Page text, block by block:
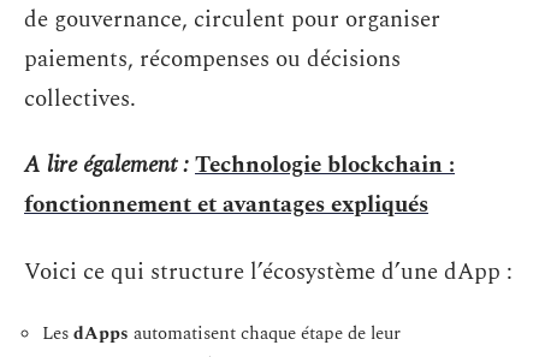
de gouvernance, circulent pour organiser
paiements, récompenses ou décisions
collectives.
A lire également :Technologie blockchain :
fonctionnement et avantages expliqués
Voici ce qui structure l’écosystème d’une dApp :
LesdApps automatisent chaque étape de leur